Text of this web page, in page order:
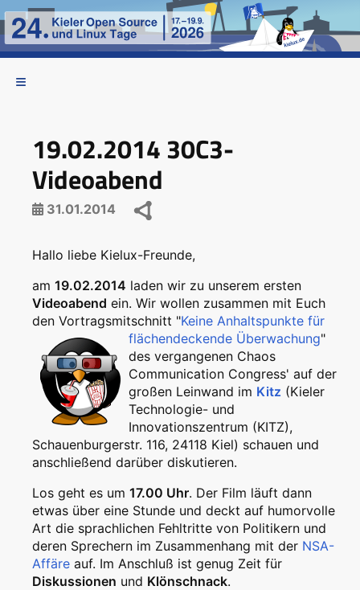
19.02.2014 30C3-
Videoabend
31.01.2014
Hallo liebe Kielux-Freunde,
am 19.02.2014 laden wir zu unserem ersten
Videoabend ein. Wir wollen zusammen mit Euch
den Vortragsmitschnitt "Keine Anhaltspunkte für
flächendeckende Überwachung"
des vergangenen Chaos
Communication Congress' auf der
großen Leinwand im Kitz (Kieler
Technologie- und
Innovationszentrum (KITZ),
Schauenburgerstr. 116, 24118 Kiel) schauen und
anschließend darüber diskutieren.
Los geht es um 17.00 Uhr. Der Film läuft dann
etwas über eine Stunde und deckt auf humorvolle
Art die sprachlichen Fehltritte von Politikern und
deren Sprechern im Zusammenhang mit der NSA-
Affäre auf. Im Anschluß ist genug Zeit für
Diskussionen und Klönschnack.